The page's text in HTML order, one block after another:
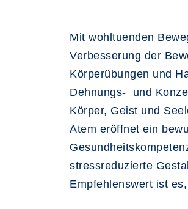
Mit wohltuenden
Verbesserung der
Körperübungen und
Dehnungs- und
Körper, Geist und
Atem eröffnet ein
stressreduzierte
Empfehlenswert ist